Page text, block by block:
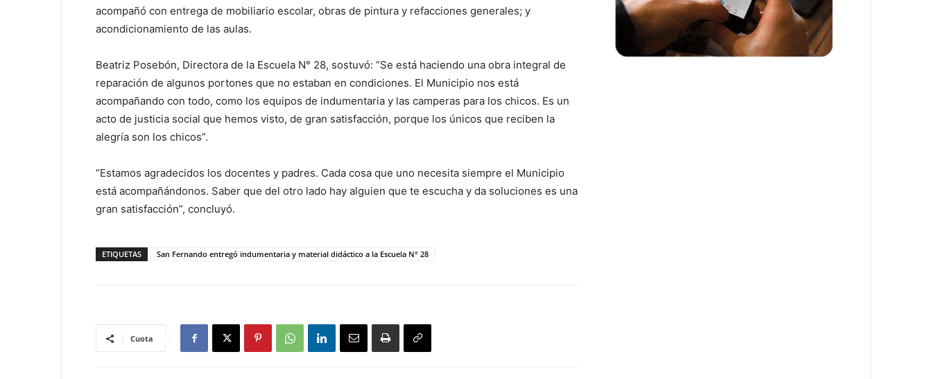
acompañó con entrega de mobiliario escolar, obras de pintura y refacciones generales; y
acondicionamiento de las aulas.
Beatriz Posebón, Directora de la Escuela N° 28, sostuvó: “Se está haciendo una obra integral de
reparación de algunos portones que no estaban en condiciones. El Municipio nos está
acompañando con todo, como los equipos de indumentaria y las camperas para los chicos. Es un
acto de justicia social que hemos visto, de gran satisfacción, porque los únicos que reciben la
alegría son los chicos”.
“Estamos agradecidos los docentes y padres. Cada cosa que uno necesita siempre el Municipio
está acompañándonos. Saber que del otro lado hay alguien que te escucha y da soluciones es una
gran satisfacción”, concluyó.
ETIQUETAS San Fernando entregó indumentaria y material didáctico a la Escuela N° 28
Cuota